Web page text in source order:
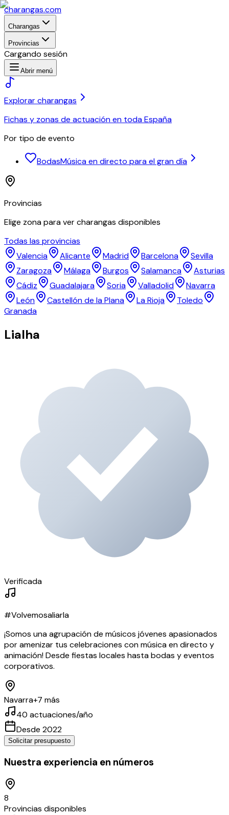
charangas.com
Charangas
Provincias
Cargando sesión
Abrir menú
Explorar charangas
Fichas y zonas de actuación en toda España
Por tipo de evento
BodasMúsica en directo para el gran día
Provincias
Elige zona para ver charangas disponibles
Todas las provincias
Valencia
Alicante Madrid Barcelona
Sevilla
Zaragoza
Málaga Burgos Salamanca
Asturias
Cádiz
Guadalajara Soria Valladolid
Navarra
León
Castellón de la Plana La Rioja
Toledo
Granada
Lialha
Verificada
#Volvemosaliarla
¡Somos una agrupación de músicos jóvenes apasionados
por amenizar tus celebraciones con música en directo y
animación! Desde fiestas locales hasta bodas y eventos
corporativos.
Navarra+7 más
40 actuaciones/año
Desde 2022
Solicitar presupuesto
Nuestra experiencia en números
8
Provincias disponibles